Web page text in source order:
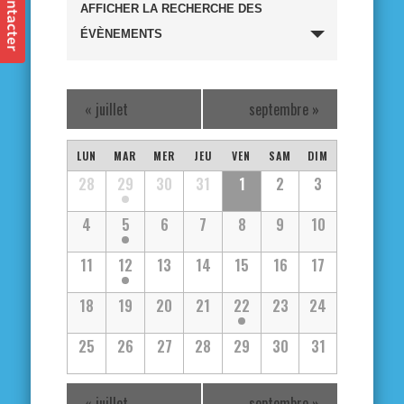
et
navigation
de
vues
Évènements
AFFICHER LA RECHERCHE DES
ÉVÈNEMENTS
« juillet septembre »
Calendrier
de
Évènements
Calendrier
Évènements
LUN MAR MER JEU VEN SAM DIM
28 29 30 31 1 2
3
4
5 6 7 8 9
10
11
12 13 14 15 16
17
18
19 20 21 22 23
24
25
26 27 28 29 30 31